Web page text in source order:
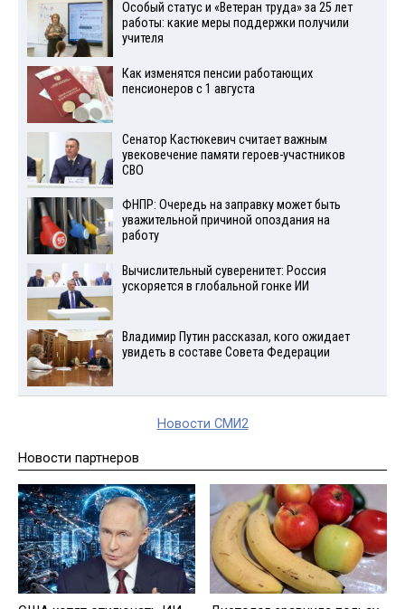
Особый статус и «Ветеран труда» за 25 лет
работы: какие меры поддержки получили
учителя
Как изменятся пенсии работающих
пенсионеров с 1 августа
Сенатор Кастюкевич считает важным
увековечение памяти героев-участников
СВО
ФНПР: Очередь на заправку может быть
уважительной причиной опоздания на
работу
Вычислительный суверенитет: Россия
ускоряется в глобальной гонке ИИ
Владимир Путин рассказал, кого ожидает
увидеть в составе Совета Федерации
Новости СМИ2
Новости партнеров